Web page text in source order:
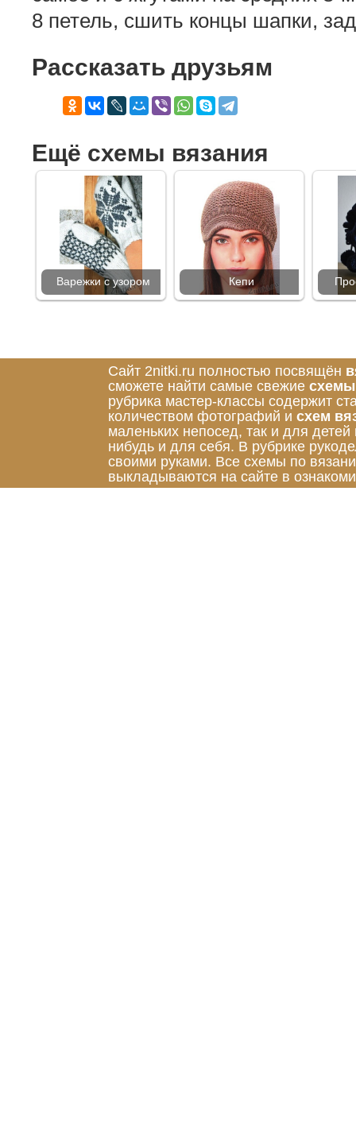
8 петель, сшить концы шапки,
Рассказать друзьям
Ещё схемы вязания
Варежки с узором Кепи
Сайт 2nitki.ru полностью посвящён
сможете найти самые свежие схемы
рубрика мастер-классы содержит
количеством фотографий и схем
маленьких непосед, так и для
нибудь и для себя. В рубрике
своими руками. Все схемы по
выкладываются на сайте в